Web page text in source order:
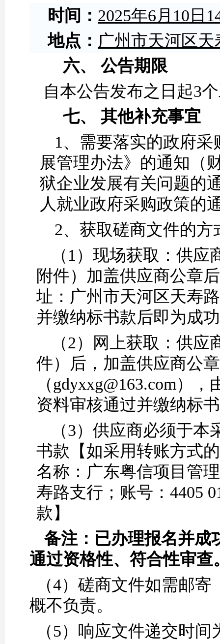
时间： 2025年6月 10 日
地点： 广州市天河区天
六、 公告期限
自本公告发布之日起3
七、 其他补充事宜
1、 需要落实的政府
展管理办法》的通知（
狱企业发展有关问题的
人就业政府采购政策的
2、 获取磋商文件的方
（ 1）现场获取：供应
附件）加盖供应商公章
址：广州市天河区天寿
并缴纳标书款后即为成
（2）网上获取：供应
件）后，加盖供应商公
（gdyxxg@163.com）
资料审核通过并缴纳标
（3）供应商必须于本
书款【如采用转账方式
名称：广东粤信项目管
寿路支行；账号：4405
款】
备注：已办理报名并成
通过资格性、符合性审查
（4） 磋商文件如需邮寄
概不负责。
（5）响应文件递交时间